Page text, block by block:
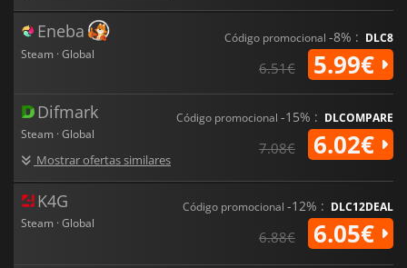
Eneba
Steam · Global
Código promocional -8% : DLC8
6.51€ 5.99€
Difmark
Steam · Global
Mostrar ofertas similares
Código promocional -15% : DLCOMPARE
7.08€ 6.02€
K4G
Steam · Global
Código promocional -12% : DLC12DEAL
6.88€ 6.05€